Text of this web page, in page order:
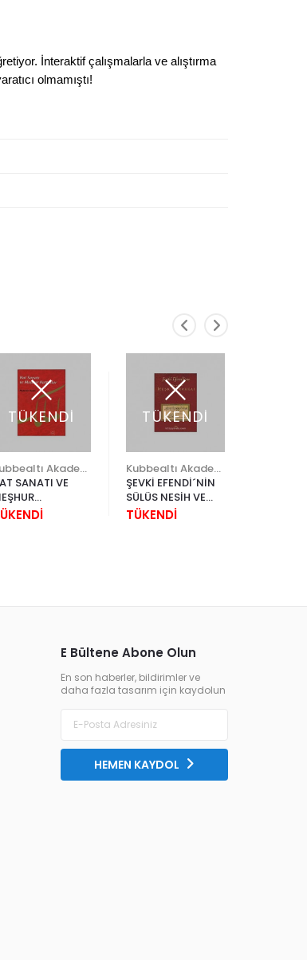
İnteraktif çalışmalarla ve alıştırma
olmamıştı!
TÜKENDİ
SANATI VE
TÜKENDİ
ŞEVKİ EFENDİ´NİN
SÜLÜS NESİH VE
MEŞK MURAKKAI
TÜKENDİ
E Bültene Abone Olun
En son haberler, bildirimler ve
daha fazla tasarım için kaydolun
HEMEN KAYDOL